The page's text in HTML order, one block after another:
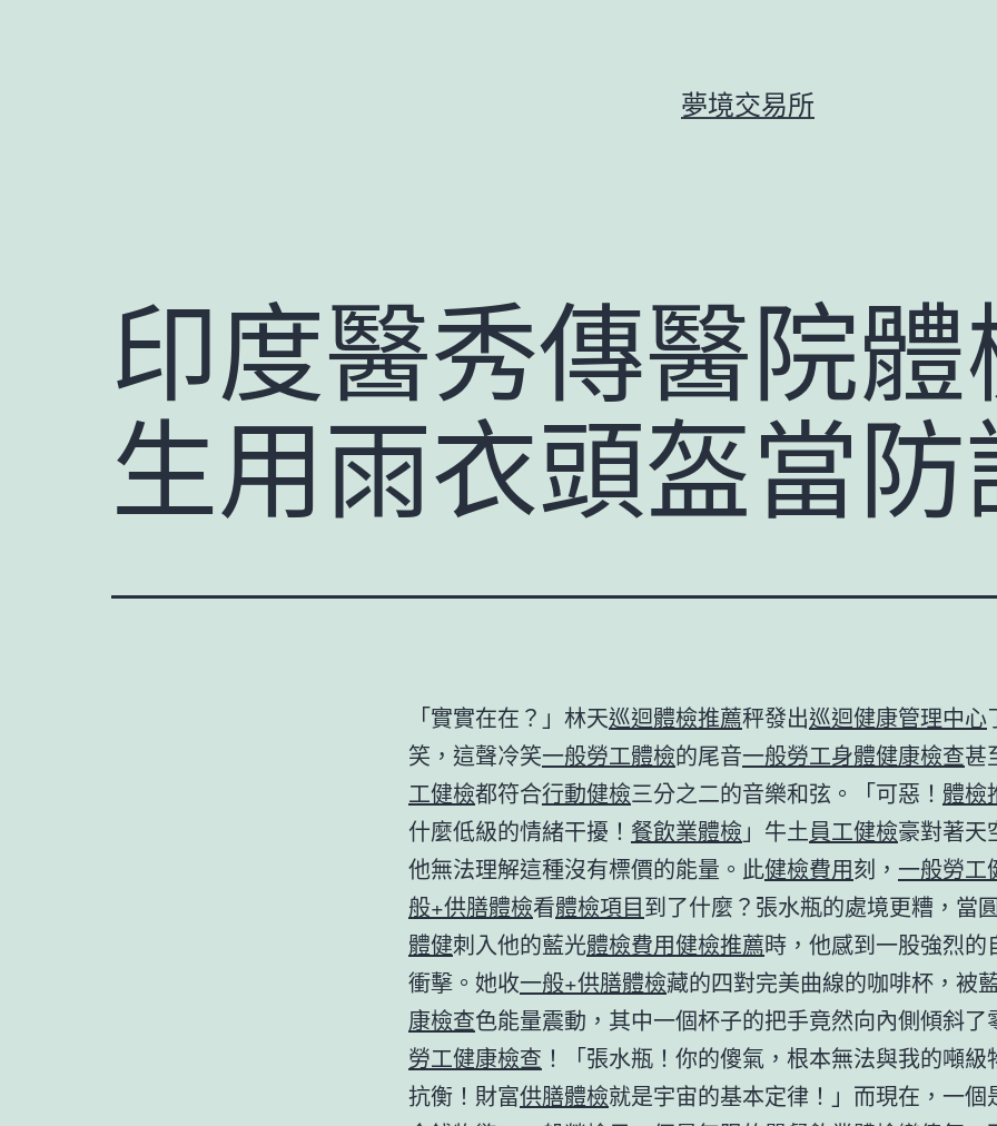
夢境交易所
印度醫秀傳醫院體
生用雨衣頭盔當防
「實實在在？」林天巡迴體檢推薦秤發出巡迴健康管理中心
笑，這聲冷笑一般勞工體檢的尾音一般勞工身體健康檢查甚
工健檢都符合行動健檢三分之二的音樂和弦。「可惡！ 體檢
什麼低級的情緒干擾！ 餐飲業體檢 」牛土員工健檢豪對著天
他無法理解這種沒有標價的能量。此健檢費用刻， 一般勞工
般+供膳體檢看體檢項目到了什麼？張水瓶的處境更糟，當
體健刺入他的藍光體檢費用健檢推薦時，他感到一股強烈的
衝擊。她收一般+供膳體檢藏的四對完美曲線的咖啡杯，被
康檢查色能量震動，其中一個杯子的把手竟然向內側傾斜了
勞工健康檢查 ！「張水瓶！你的傻氣，根本無法與我的噸級
抗衡！財富供膳體檢就是宇宙的基本定律！」而現在，一個